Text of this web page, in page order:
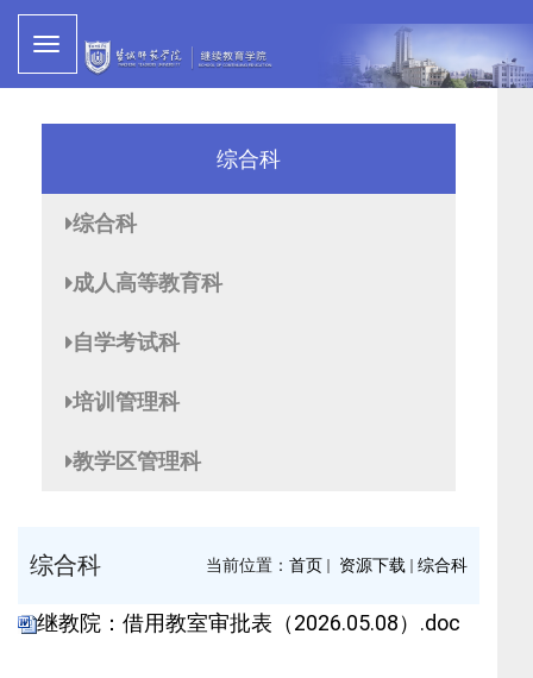
综合科
综合科
成人高等教育科
自学考试科
培训管理科
教学区管理科
当前位置： 首页 资源下载 综合科
综合科
继教院：借用教室审批表（2026.05.08）.doc